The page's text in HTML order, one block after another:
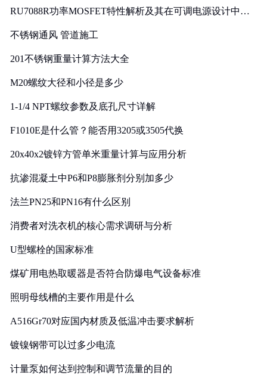
RU7088R功率MOSFET特性解析及其在可调电源设计中的
不锈钢通风 管道施工
201不锈钢重量计算方法大全
M20螺纹大径和小径是多少
1-1/4 NPT螺纹参数及底孔尺寸详解
F1010E是什么管？能否用3205或3505代换
20x40x2镀锌方管单米重量计算与应用分析
抗渗混凝土中P6和P8膨胀剂分别加多少
法兰PN25和PN16有什么区别
消费者对洗衣机的核心需求调研与分析
U型螺栓的国家标准
煤矿用电热取暖器是否符合防爆电气设备标准
照明母线槽的主要作用是什么
A516Gr70对应国内材质及低温冲击要求解析
镀镍钢带可以过多少电流
计量泵如何达到控制和调节流量的目的